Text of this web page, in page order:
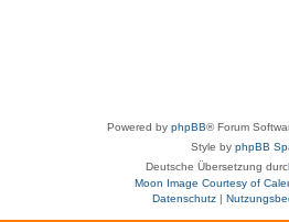
Powered by phpBB® Forum
Style by phpBB
Deutsche Übersetzung
Moon Image Courtesy of
Datenschutz|